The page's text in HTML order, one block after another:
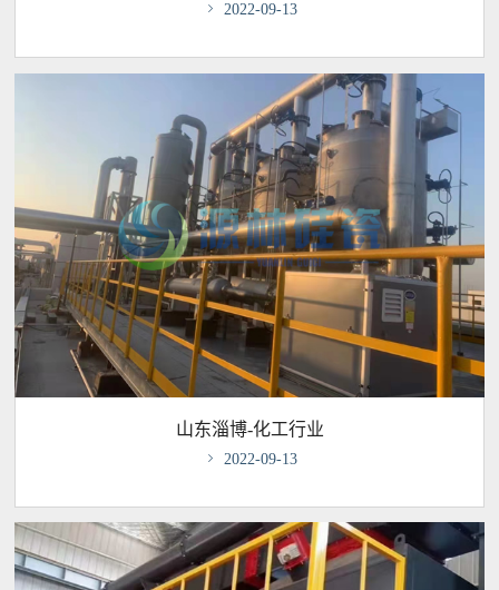
 2022-09-13
山东淄博-化工行业
 2022-09-13